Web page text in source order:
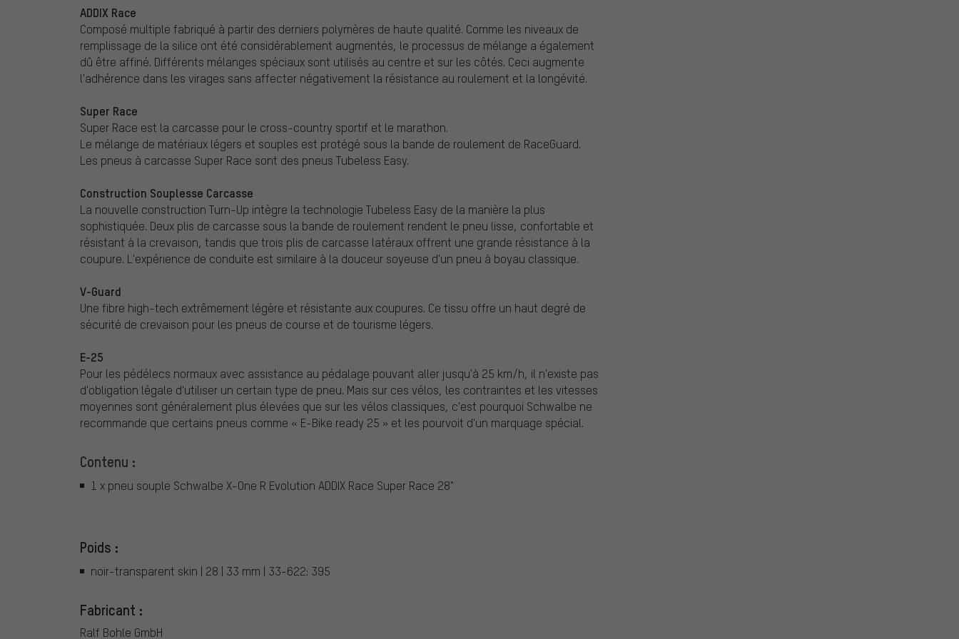
ADDIX Race
Composé multiple fabriqué à partir des derniers polymères de haute qualité. Comme les niveaux de
remplissage de la silice ont été considérablement augmentés, le processus de mélange a également
dû être affiné. Différents mélanges spéciaux sont utilisés au centre et sur les côtés. Ceci augmente
l'adhérence dans les virages sans affecter négativement la résistance au roulement et la longévité.
Super Race
Super Race est la carcasse pour le cross-country sportif et le marathon.
Le mélange de matériaux légers et souples est protégé sous la bande de roulement de RaceGuard.
Les pneus à carcasse Super Race sont des pneus Tubeless Easy.
Construction Souplesse Carcasse
La nouvelle construction Turn-Up intègre la technologie Tubeless Easy de la manière la plus
sophistiquée. Deux plis de carcasse sous la bande de roulement rendent le pneu lisse, confortable et
résistant à la crevaison, tandis que trois plis de carcasse latéraux offrent une grande résistance à la
coupure. L'expérience de conduite est similaire à la douceur soyeuse d'un pneu à boyau classique.
V-Guard
Une fibre high-tech extrêmement légère et résistante aux coupures. Ce tissu offre un haut degré de
sécurité de crevaison pour les pneus de course et de tourisme légers.
E-25
Pour les pédélecs normaux avec assistance au pédalage pouvant aller jusqu'à 25 km/h, il n'existe pas
d'obligation légale d'utiliser un certain type de pneu. Mais sur ces vélos, les contraintes et les vitesses
moyennes sont généralement plus élevées que sur les vélos classiques, c'est pourquoi Schwalbe ne
recommande que certains pneus comme « E-Bike ready 25 » et les pourvoit d'un marquage spécial.
Contenu :
1 x pneu souple Schwalbe X-One R Evolution ADDIX Race Super Race 28"
Poids :
noir-transparent skin | 28 | 33 mm | 33-622: 395
Fabricant :
Ralf Bohle GmbH